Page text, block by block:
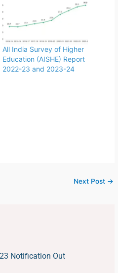
All India Survey of Higher
Education (AISHE) Report
2022-23 and 2023-24
Next Post →
Notification Out